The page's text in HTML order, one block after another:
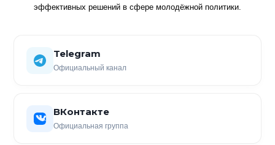
эффективных решений в сфере молодёжной политики.
Telegram
Официальный канал
ВКонтакте
Официальная группа